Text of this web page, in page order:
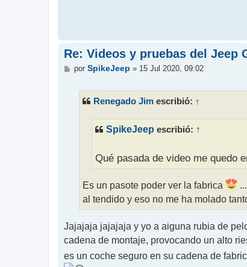
Re: Videos y pruebas del Jeep
M
por SpikeJeep » 15 Jul 2020, 09:02
Renegado Jim escribió: ↑
SpikeJeep escribió: ↑
Qué pasada de video me quedo
Es un pasote poder ver la fabrica
al tendido y eso no me ha molado
Jajajaja jajajaja y yo a aiguna rubia de
cadena de montaje, provocando un alto
es un coche seguro en su cadena de